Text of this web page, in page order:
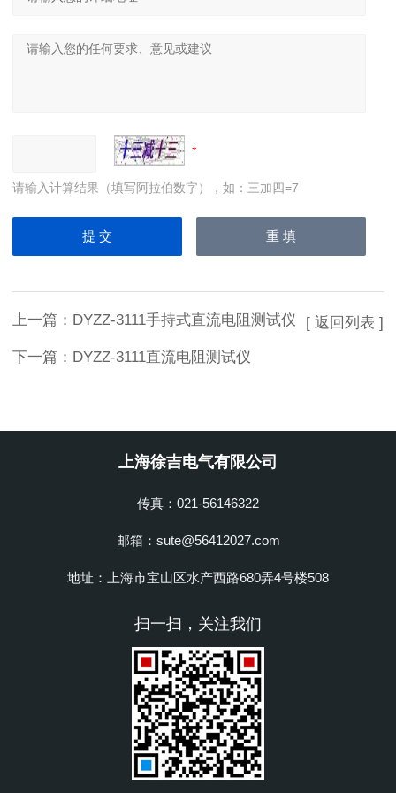
请输入计算结果（填写阿拉伯数字），如：三加四=7
上一篇： DYZZ-3111手持式直流电阻测试仪
下一篇： DYZZ-3111直流电阻测试仪
[ 返回列表 ]
上海徐吉电气有限公司
传真：021-56146322
邮箱：sute@56412027.com
地址：上海市宝山区水产西路680弄4号楼508
扫一扫，关注我们